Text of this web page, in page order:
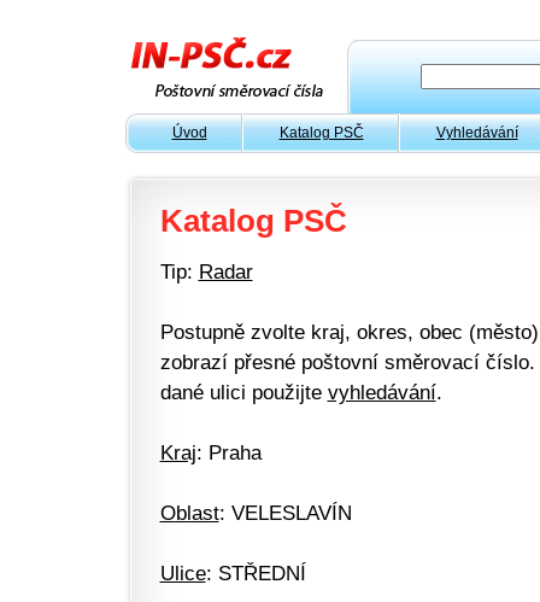
Úvod Katalog PSČ Vyhledávání
Katalog PSČ
Tip: Radar
Postupně zvolte kraj, okres, obec
zobrazí přesné poštovní směrovací
dané ulici použijte vyhledávání.
Kraj: Praha
Oblast: VELESLAVÍN
Ulice: STŘEDNÍ